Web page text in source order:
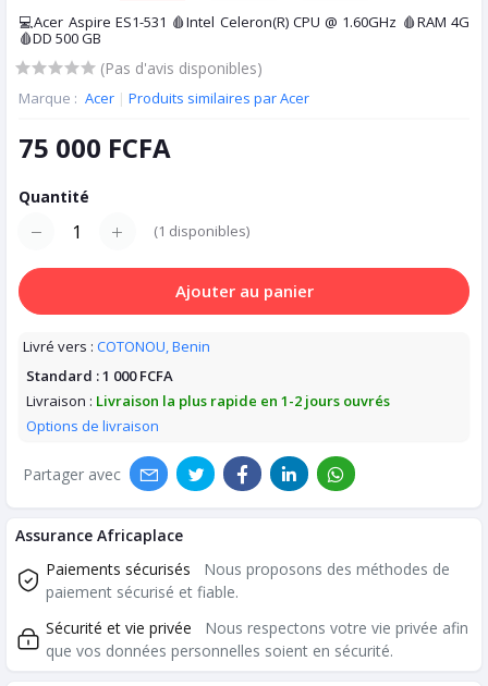
💻Acer Aspire ES1-531 🩸Intel Celeron(R) CPU @ 1.60GHz 🩸RAM 4G
🩸DD 500 GB
(Pas d'avis disponibles)
Marque : Acer | Produits similaires par Acer
75 000 FCFA
Quantité
(1 disponibles)
Ajouter au panier
Livré vers : COTONOU, Benin
Standard :1 000 FCFA
Livraison : Livraison la plus rapide en 1-2 jours ouvrés
Options de livraison
Partager avec
Assurance Africaplace
Paiements sécurisés
Nous proposons des méthodes de
paiement sécurisé et fiable.
Sécurité et vie privée
Nous respectons votre vie privée afin
que vos données personnelles soient en sécurité.